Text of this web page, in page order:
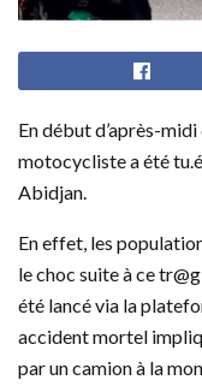
En début d’après-
motocycliste a été
Abidjan.
En effet, les
le choc suite à ce
été lancé via la
accident mortel
par un camion à la